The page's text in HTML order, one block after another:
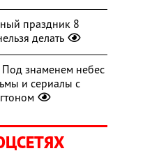
праздник 8
делать
Под знаменем небес
и сериалы с